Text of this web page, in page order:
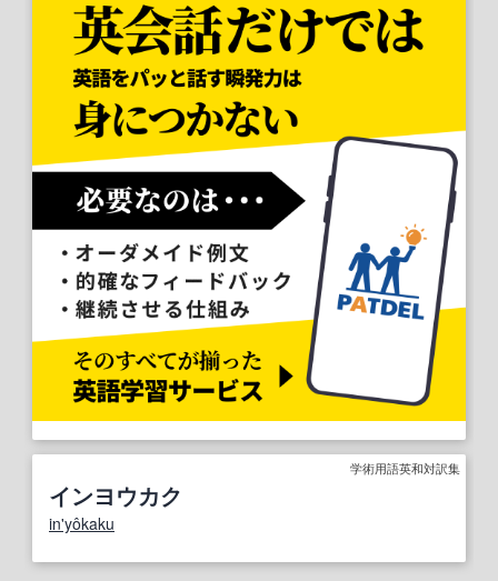
学術用語英和対訳集
インヨウカク
in'yôkaku